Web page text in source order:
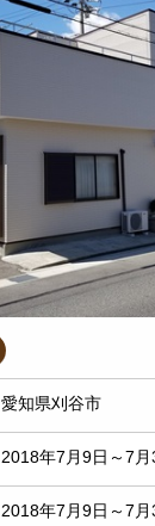
愛知県刈谷市
2018年7月9日～7月
2018年7月9日～7月